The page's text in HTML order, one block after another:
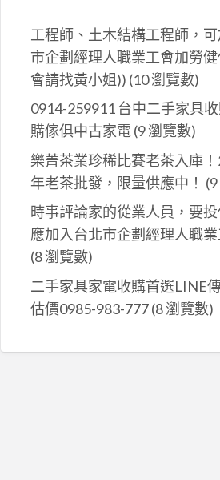
工程師、土木結構工程師，
市企劃經理人職業工會加勞
會請找黃小姐)) (10 瀏覽數)
0914-259911 台中二手家具
購傢俱中古家電(9 瀏覽數)
樂菁茶業珍稀比賽老茶入庫
年老茶批發，限量供應中！
時事評論家的從業人員，要投
應加入台北市企劃經理人職業
(8 瀏覽數)
二手家具家電收購首選LINE
估價0985-983-777(8 瀏覽數)